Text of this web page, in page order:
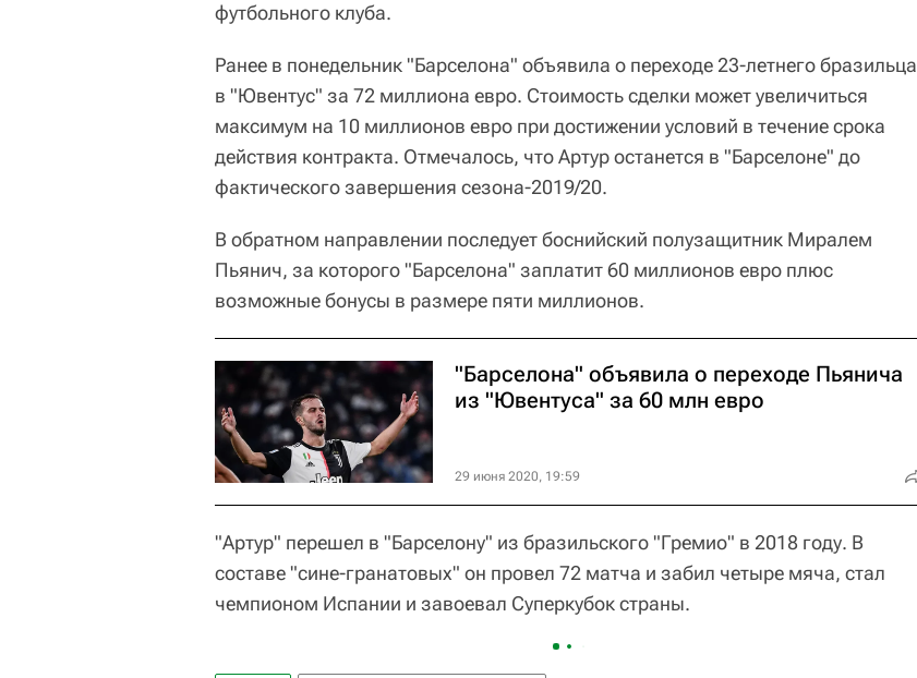
футбольного клуба.
Ранее в понедельник "Барселона" объявила о переходе 23-летнего бразильца
в "Ювентус" за 72 миллиона евро. Стоимость сделки может увеличиться
максимум на 10 миллионов евро при достижении условий в течение срока
действия контракта. Отмечалось, что Артур останется в "Барселоне" до
фактического завершения сезона-2019/20.
В обратном направлении последует боснийский полузащитник Миралем
Пьянич, за которого "Барселона" заплатит 60 миллионов евро плюс
возможные бонусы в размере пяти миллионов.
"Барселона" объявила о переходе Пьянича
из "Ювентуса" за 60 млн евро
29 июня 2020, 19:59
"Артур" перешел в "Барселону" из бразильского "Гремио" в 2018 году. В
составе "сине-гранатовых" он провел 72 матча и забил четыре мяча, стал
чемпионом Испании и завоевал Суперкубок страны.